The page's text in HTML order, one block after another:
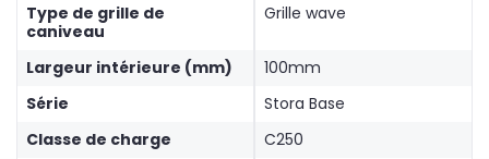
Type de grille de
caniveau
Grille wave
Largeur intérieure (mm)
100mm
Série
Stora Base
Classe de charge
C250